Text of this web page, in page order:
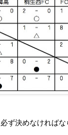
ず決めなければ